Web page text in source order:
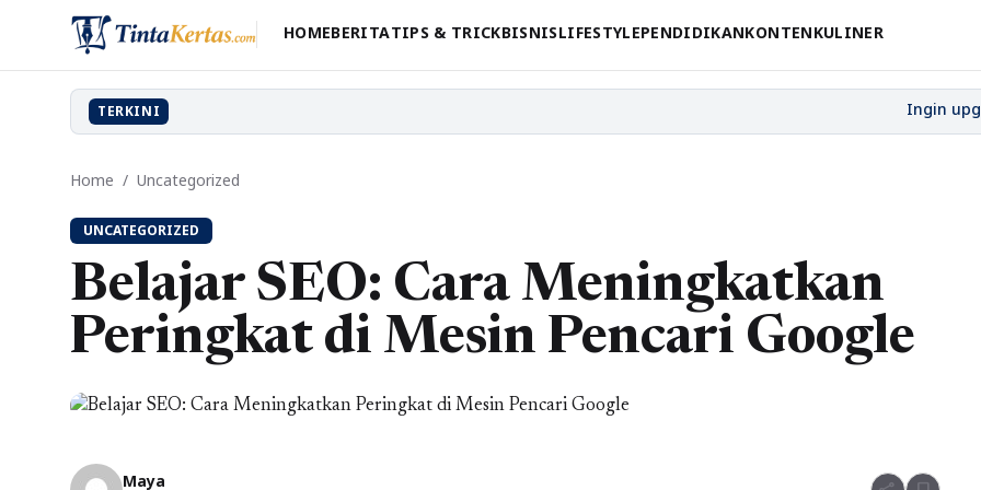
HOMEBERITATIPS & TRICKBISNISLIFESTYLEPENDIDIKANKONTENKULINER
TERKINI
Home / Uncategorized
UNCATEGORIZED
Belajar SEO: Cara Meningkatkan
Peringkat di Mesin Pencari Google
Maya